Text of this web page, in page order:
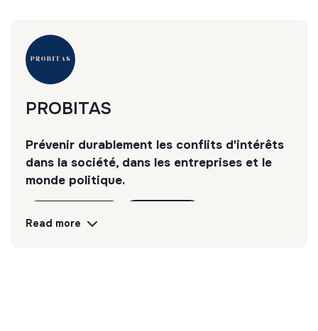
PROBITAS
Prévenir durablement les conflits d'intérêts
dans la société, dans les entreprises et le
monde politique.
Read more